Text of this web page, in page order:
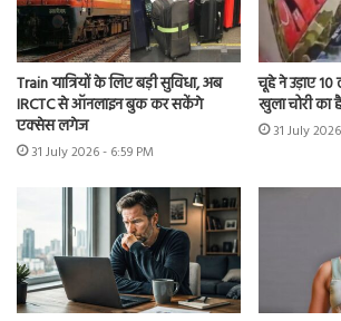
Train यात्रियों के लिए बड़ी सुविधा, अब
IRCTC से ऑनलाइन बुक कर सकेंगे
एक्सेस लगेज
31 July 2026 - 6:59 PM
चूहे ने उड़ाए
खुला चोरी का
31 July